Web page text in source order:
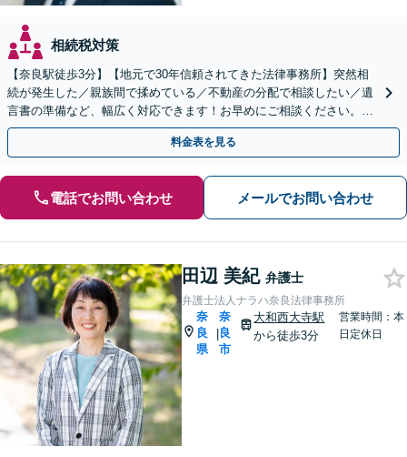
相続税対策
【奈良駅徒歩3分】【地元で30年信頼されてきた法律事務所】突然相
続が発生した／親族間で揉めている／不動産の分配で相談したい／遺
言書の準備など、幅広く対応できます！お早めにご相談ください。他
士業と連携しスピーディーな解決を目指します
料金表を見る
電話でお問い合わせ メールでお問い合わせ
田辺 美紀 弁護士
弁護士法人ナラハ奈良法律事務所
奈
良
県
|
奈
良
市
大和西大寺駅
から徒歩3分
営業時間：本
日定休日